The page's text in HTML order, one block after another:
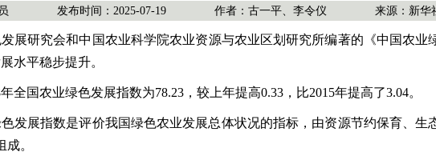
发布时间：2025-07-19 作者：古一平、李令仪 来源：新华
展研究会和中国农业科学院农业资源与农业区划研究所编著的《中国农业
水平稳步提升。
全国农业绿色发展指数为78.23，较上年提高0.33，比2015年提高了3.04。
发展指数是评价我国绿色农业发展总体状况的指标，由资源节约保育、生
。